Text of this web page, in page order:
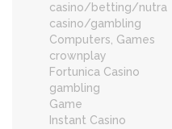
casino/betting/nutra
casino/gambling
Computers, Games
crownplay
Fortunica Casino
gambling
Game
Instant Casino